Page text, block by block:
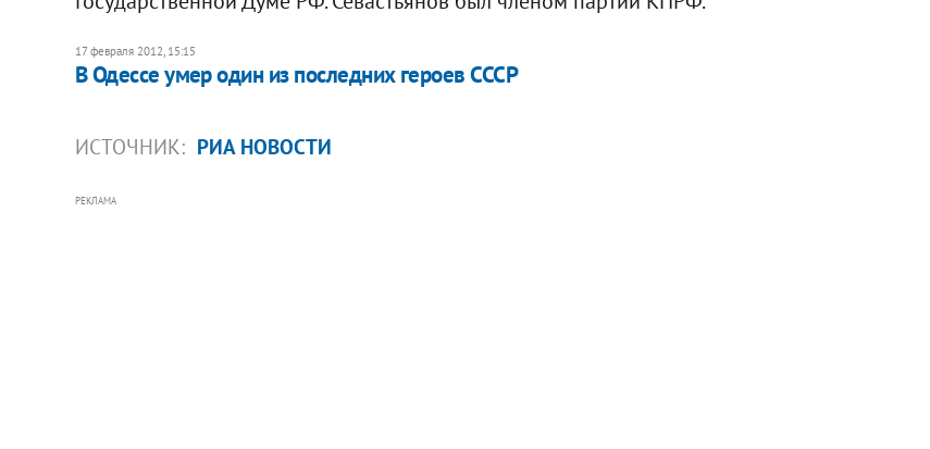
17 февраля 2012, 15:15
В Одессе умер один из последних героев СССР
ИСТОЧНИК: РИА НОВОСТИ
РЕКЛАМА